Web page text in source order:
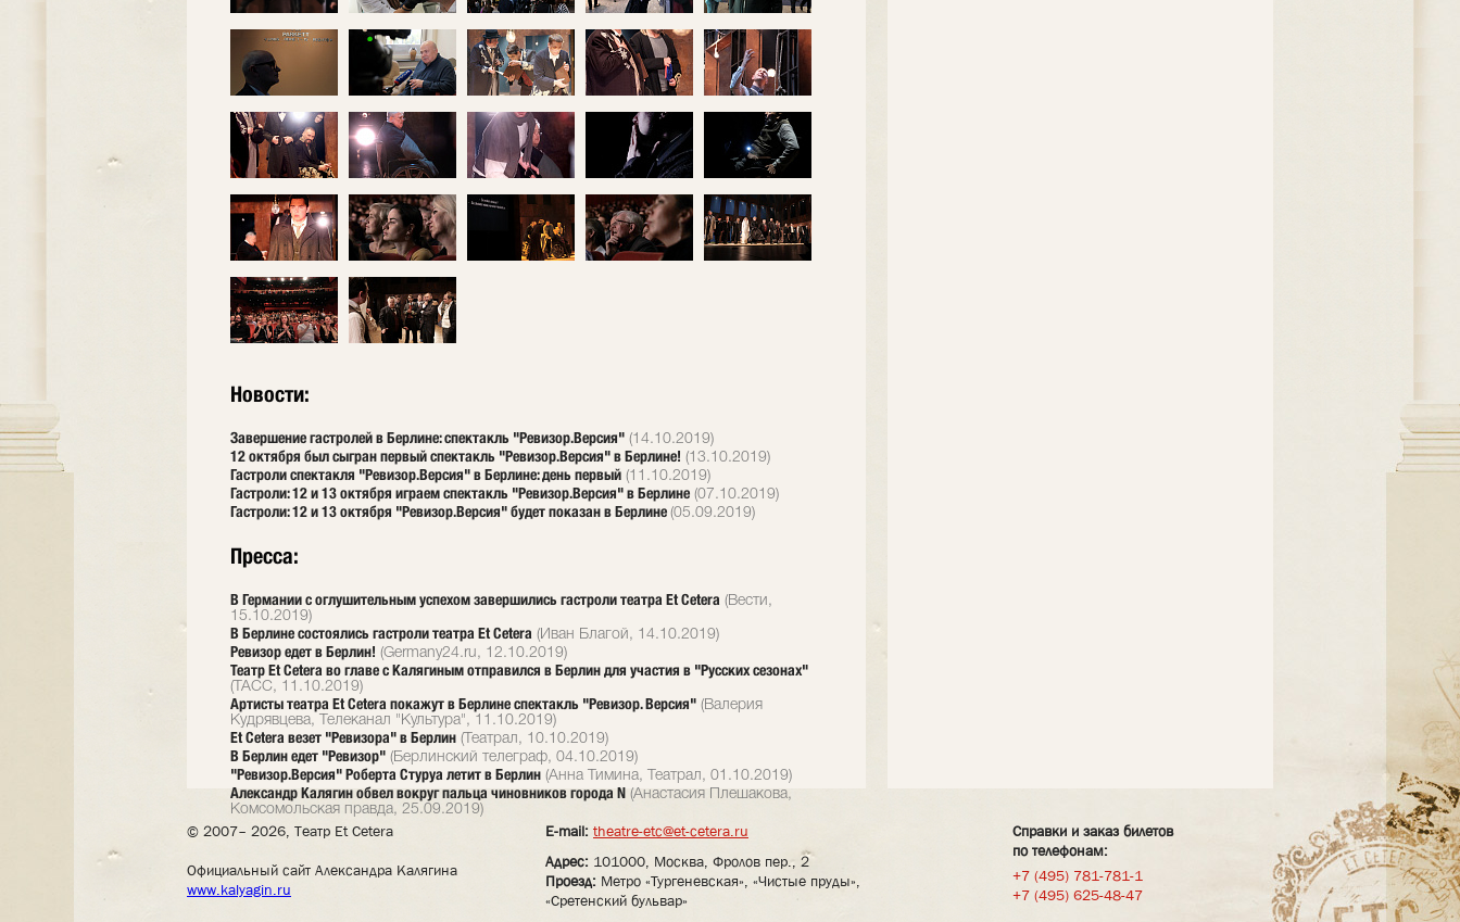
Новости:
Завершение гастролей в Берлине: спектакль "Ревизор.Версия" (14.10.2019)
12 октября был сыгран первый спектакль "Ревизор.Версия" в Берлине! (13.10.2019)
Гастроли спектакля "Ревизор.Версия" в Берлине: день первый (11.10.2019)
Гастроли: 12 и 13 октября играем спектакль "Ревизор.Версия" в Берлине (07.10.2019)
Гастроли: 12 и 13 октября "Ревизор.Версия" будет показан в Берлине (05.09.2019)
Пресса:
В Германии с оглушительным успехом завершились гастроли театра Et Cetera (Вести,
15.10.2019)
В Берлине состоялись гастроли театра Et Cetera (Иван Благой, 14.10.2019)
Ревизор едет в Берлин! (Germany24.ru, 12.10.2019)
Театр Et Cetera во главе с Калягиным отправился в Берлин для участия в "Русских сезонах"
(ТАСС, 11.10.2019)
Артисты театра Et Cetera покажут в Берлине спектакль "Ревизор. Версия" (Валерия
Кудрявцева, Телеканал "Культура", 11.10.2019)
Et Cetera везет "Ревизора" в Берлин (Театрал, 10.10.2019)
В Берлин едет "Ревизор" (Берлинский телеграф, 04.10.2019)
"Ревизор.Версия" Роберта Стуруа летит в Берлин (Анна Тимина, Театрал, 01.10.2019)
Александр Калягин обвел вокруг пальца чиновников города N (Анастасия Плешакова,
Комсомольская правда, 25.09.2019)
© 2007– 2026, Театр Et Cetera
Официальный сайт Александра Калягина
www.kalyagin.ru
E-mail: theatre-etc@et-cetera.ru
Адрес: 101000, Москва, Фролов пер., 2
Проезд: Метро «Тургеневская», «Чистые пруды»,
«Сретенский бульвар»
Справки и заказ билетов
по телефонам:
+7 (495) 781-781-1
+7 (495) 625-48-47